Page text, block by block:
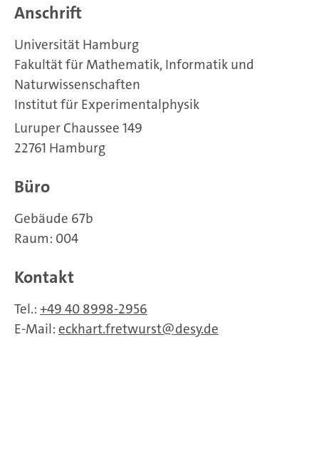
Anschrift
Universität Hamburg
Fakultät für Mathematik, Informatik und
Naturwissenschaften
Institut für Experimentalphysik
Luruper Chaussee 149
22761 Hamburg
Büro
Gebäude 67b
Raum: 004
Kontakt
Tel.: +49 40 8998-2956
E-Mail: eckhart.fretwurst desy.de